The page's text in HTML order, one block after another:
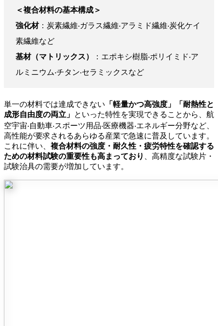
＜複合材料の基本構成＞
強化材：炭素繊維‧ガラス繊維‧アラミド繊維‧炭化ケイ
素繊維など
基材（マトリックス）
：エポキシ樹脂‧ポリイミド‧ア
ルミニウム‧チタン‧セラミックスなど
単一の材料では達成できない 「軽量かつ高強度」「耐熱性と
成形自由度の両立」 といった特性を実現できることから、航
空宇宙‧自動車‧スポーツ用品‧医療機器‧エネルギー分野など、
高性能が要求されるあらゆる産業で急速に普及しています。
これに伴い、 複合材料の強度・耐久性・疲労特性を確認する
ための材料試験の重要性も高まっており
、高精度な試験片・
試験治具の需要が増加しています。